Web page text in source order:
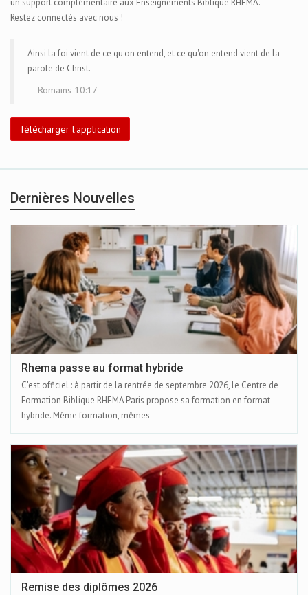
un support complémentaire aux Enseignements Biblique RHEMA.
Restez connectés avec nous !
Ainsi la foi vient de ce qu'on entend, et ce qu'on entend vient de la
parole de Christ.
Romains 10:17
Télécharger l'application
Dernières Nouvelles
Rhema passe au format hybride
C'est officiel : à partir de la rentrée de septembre 2026, le Centre de
Formation Biblique RHEMA Paris propose sa formation en format
hybride. Même formation, mêmes
Remise des diplômes 2026